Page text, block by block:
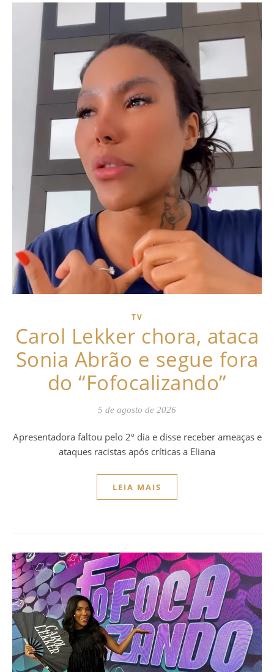
TV
Carol Lekker chora, ataca
Sonia Abrão e segue fora
do “Fofocalizando”
5 de agosto de 2026
Apresentadora faltou pelo 2º dia e disse receber ameaças e
ataques racistas após críticas a Eliana
LEIA MAIS